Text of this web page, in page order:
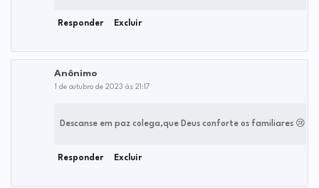
Responder Excluir
Anônimo
1 de outubro de 2023 às 21:17
Descanse em paz colega,que Deus conforte os familiares 😢
Responder Excluir